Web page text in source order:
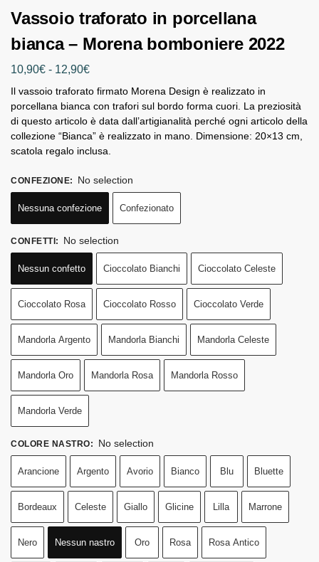
Vassoio traforato in porcellana
bianca – Morena bomboniere 2022
10,90€ - 12,90€
Il vassoio traforato firmato Morena Design è realizzato in
porcellana bianca con trafori sul bordo forma cuori. La preziosità
di questo articolo è data dall’artigianalità perché ogni articolo della
collezione “Bianca” è realizzato in mano. Dimensione: 20×13 cm,
scatola regalo inclusa.
CONFEZIONE: No selection
Nessuna confezione Confezionato
CONFETTI: No selection
Nessun confetto Cioccolato Bianchi Cioccolato Celeste
Cioccolato Rosa Cioccolato Rosso Cioccolato Verde
Mandorla Argento Mandorla Bianchi Mandorla Celeste
Mandorla Oro Mandorla Rosa Mandorla Rosso
Mandorla Verde
COLORE NASTRO: No selection
Arancione Argento Avorio Bianco Blu Bluette
Bordeaux Celeste Giallo Glicine Lilla Marrone
Nero Nessun nastro Oro Rosa Rosa Antico